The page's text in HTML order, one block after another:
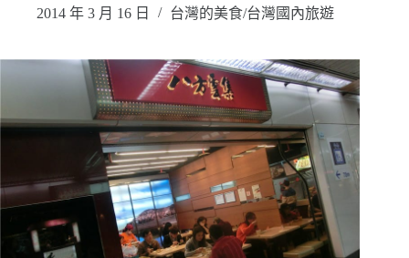
2014 年 3 月 16 日 台灣的美食/台灣國內旅遊